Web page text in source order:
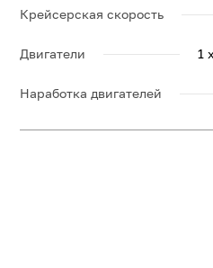
Крейсерская скорость
Двигатели 1
Наработка двигателей